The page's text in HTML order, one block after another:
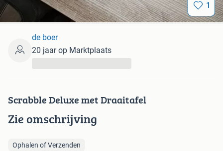
1
Scrabble Deluxe met Draaitafel
Zie omschrijving
Ophalen of Verzenden
de boer
20 jaar op Marktplaats